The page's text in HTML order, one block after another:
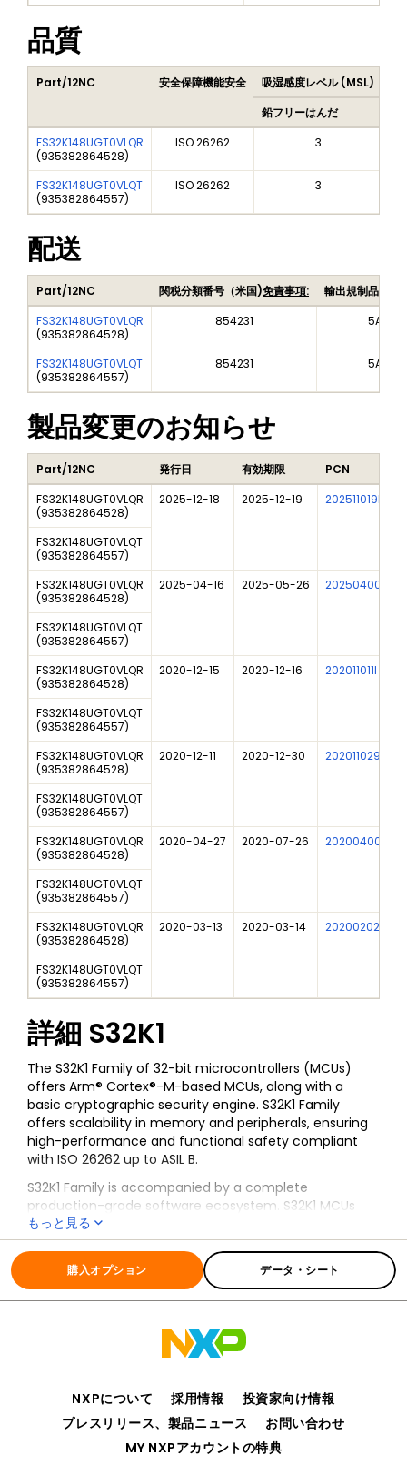
品質
Part/12NC 安全保障機能安全 吸湿感度レベル (MSL)
鉛フリーはんだ
FS32K148UGT0VLQR
(935382864528)
ISO 26262 3
FS32K148UGT0VLQT
(935382864557)
ISO 26262 3
配送
Part/12NC 関税分類番号（米国)免責事項:
輸出規制品目番
FS32K148UGT0VLQR
(935382864528)
854231
FS32K148UGT0VLQT
(935382864557)
854231
製品変更のお知らせ
Part/12NC 発行日 有効期限
PCN
FS32K148UGT0VLQR
(935382864528)
2025-12-18 2025-12-19 202511019I
FS32K148UGT0VLQT
(935382864557)
FS32K148UGT0VLQR
(935382864528)
2025-04-16 2025-05-26 202504006I
FS32K148UGT0VLQT
(935382864557)
FS32K148UGT0VLQR
(935382864528)
2020-12-15 2020-12-16 202011011I
FS32K148UGT0VLQT
(935382864557)
FS32K148UGT0VLQR
(935382864528)
2020-12-11 2020-12-30 202011029I
FS32K148UGT0VLQT
(935382864557)
FS32K148UGT0VLQR
(935382864528)
2020-04-27 2020-07-26 202004002F01
FS32K148UGT0VLQT
(935382864557)
FS32K148UGT0VLQR
(935382864528)
2020-03-13 2020-03-14 202002024I
FS32K148UGT0VLQT
(935382864557)
詳細 S32K1
The S32K1 Family of 32-bit microcontrollers (MCUs)
offers Arm® Cortex®-M-based MCUs, along with a
basic cryptographic security engine. S32K1 Family
offers scalability in memory and peripherals, ensuring
high-performance and functional safety compliant
with ISO 26262 up to ASIL B.
S32K1 Family is accompanied by a complete
production-grade software ecosystem. S32K1 MCUs
feature ultra-low-power operating modes and are
supported by a comprehensive suite of production
grade tools and software including an automotive-
grade Software Development Kit (SDK) suitable for
both AUTOSAR® and non-AUTOSAR applications.
S32K1 MCUs are available in various package types,
including QFN, LQFP and MAPBGA, providing flexibility in
integration and design.
もっと見る
全ての情報 S32K1
購入オプション データ・シート
NXPについて 採用情報
投資家向け情報
プレスリリース、製品ニュース
お問い合わせ
MY NXPアカウントの特典